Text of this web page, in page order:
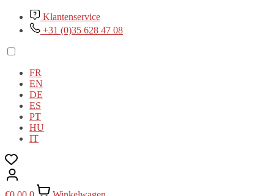
Klantenservice
+31 (0)35 628 47 08
FR
EN
DE
ES
PT
HU
IT